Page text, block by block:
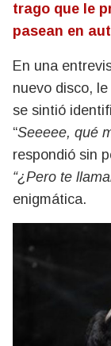
trago que le
pasean en
En una
nuevo disco,
se sintió
“Seeeee, qué
respondió sin
“¿Pero te
enigmática.